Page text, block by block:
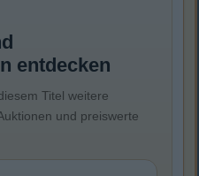
entdecken
Titel weitere
und preiswerte